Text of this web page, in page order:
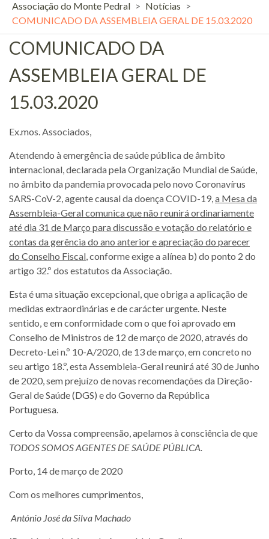
Associação do Monte Pedral > Notícias >
COMUNICADO DA ASSEMBLEIA GERAL DE 15.03.2020
COMUNICADO DA
ASSEMBLEIA GERAL DE
15.03.2020
Ex.mos. Associados,
Atendendo à emergência de saúde pública de âmbito
internacional, declarada pela Organização Mundial de Saúde,
no âmbito da pandemia provocada pelo novo Coronavírus
SARS-CoV-2, agente causal da doença COVID-19,a Mesa da
Assembleia-Geral comunica que não reunirá ordinariamente
até dia 31 de Março para discussão e votação do relatório e
contas da gerência do ano anterior e apreciação do parecer
do Conselho Fiscal, conforme exige a alínea b) do ponto 2 do
artigo 32.º dos estatutos da Associação.
Esta é uma situação excepcional, que obriga a aplicação de
medidas extraordinárias e de carácter urgente. Neste
sentido, e em conformidade com o que foi aprovado em
Conselho de Ministros de 12 de março de 2020, através do
Decreto-Lei n.º 10-A/2020, de 13 de março, em concreto no
seu artigo 18.º, esta Assembleia-Geral reunirá até 30 de Junho
de 2020, sem prejuízo de novas recomendações da Direção-
Geral de Saúde (DGS) e do Governo da República
Portuguesa.
Certo da Vossa compreensão, apelamos à consciência de que
TODOS SOMOS AGENTES DE SAÚDE PÚBLICA.
Porto, 14 de março de 2020
Com os melhores cumprimentos,
António José da Silva Machado